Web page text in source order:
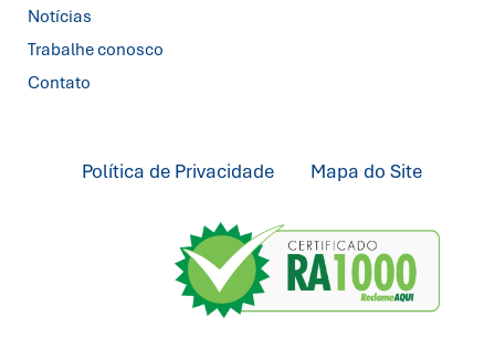
Notícias
Trabalhe conosco
Contato
Política de Privacidade Mapa do Site